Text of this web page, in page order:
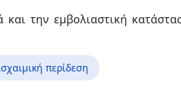
την εμβολιαστική
περίδεση